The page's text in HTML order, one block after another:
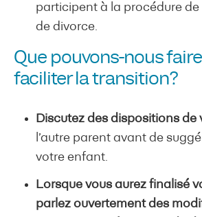
participent à la procédure
de divorce.
Que pouvons-nous
faciliter la transition?
Discutez des dispositions de
l’autre parent avant de
votre enfant.
Lorsque vous aurez finalisé
parlez ouvertement des